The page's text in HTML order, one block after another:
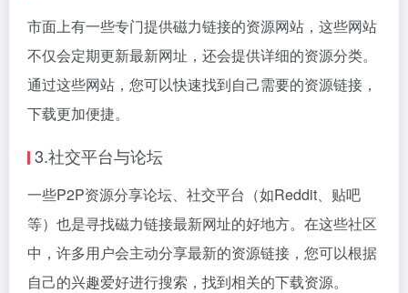
市面上有一些专门提供磁力链接的资源网站，这些网站
不仅会定期更新最新网址，还会提供详细的资源分类。
通过这些网站，您可以快速找到自己需要的资源链接，
下载更加便捷。
3.社交平台与论坛
一些P2P资源分享论坛、社交平台（如Reddit、贴吧
等）也是寻找磁力链接最新网址的好地方。在这些社区
中，许多用户会主动分享最新的资源链接，您可以根据
自己的兴趣爱好进行搜索，找到相关的下载资源。